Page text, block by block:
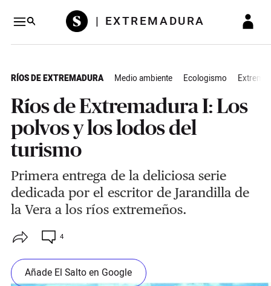
| EXTREMADURA
RÍOS DE EXTREMADURA Medio ambiente Ecologismo
Ríos de Extremadura I: Los
polvos y los lodos del
turismo
Primera entrega de la deliciosa serie
dedicada por el escritor de Jarandilla de
la Vera a los ríos extremeños.
4
Añade El Salto en Google